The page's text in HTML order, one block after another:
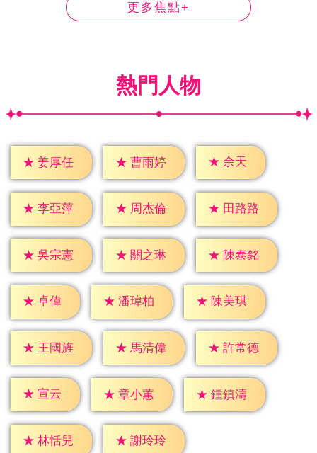
更多焦點+
熱門人物
★ 姜厚任 ★ 曹雨婷 ★ 余天
★ 李亞萍 ★ 周杰倫 ★ 田路路
★ 吳宗憲 ★ 關之琳 ★ 陳泰銘
★ 卓偉 ★ 潘瑋柏 ★ 陳美琪
★ 王國旌 ★ 馬清偉 ★ 許常德
★ 宣云 ★ 章小蕙 ★ 鍾鎮濤
★ 林恬兒 ★ 謝玲玲